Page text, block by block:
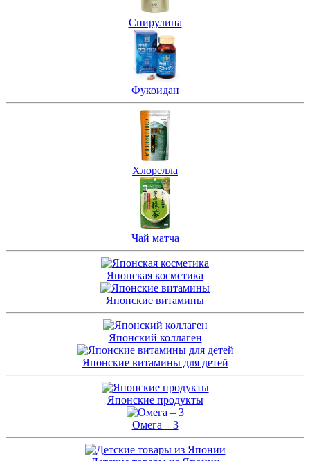
Спирулина
Фукоидан
Хлорелла
Чай матча
Японская косметика
Японские витамины
Японский коллаген
Японские витамины для детей
Японские продукты
Омега – 3